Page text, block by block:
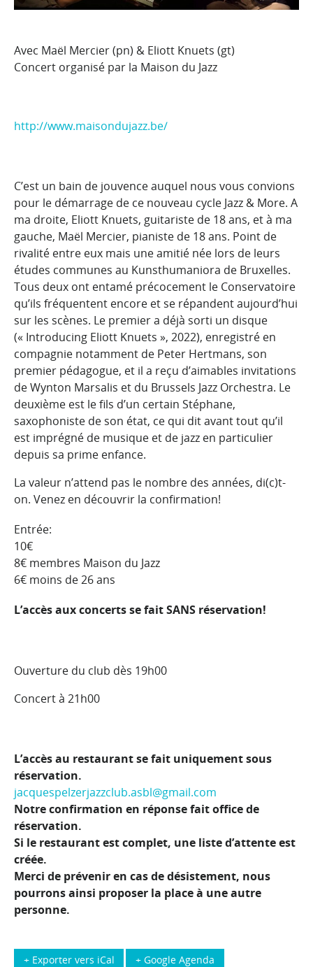
Avec Maël Mercier (pn) & Eliott Knuets (gt)
Concert organisé par la Maison du Jazz
http://www.maisondujazz.be/
C’est un bain de jouvence auquel nous vous convions
pour le démarrage de ce nouveau cycle Jazz & More. A
ma droite, Eliott Knuets, guitariste de 18 ans, et à ma
gauche, Maël Mercier, pianiste de 18 ans. Point de
rivalité entre eux mais une amitié née lors de leurs
études communes au Kunsthumaniora de Bruxelles.
Tous deux ont entamé précocement le Conservatoire
qu’ils fréquentent encore et se répandent aujourd’hui
sur les scènes. Le premier a déjà sorti un disque
(« Introducing Eliott Knuets », 2022), enregistré en
compagnie notamment de Peter Hertmans, son
premier pédagogue, et il a reçu d’aimables invitations
de Wynton Marsalis et du Brussels Jazz Orchestra. Le
deuxième est le fils d’un certain Stéphane,
saxophoniste de son état, ce qui dit avant tout qu’il
est imprégné de musique et de jazz en particulier
depuis sa prime enfance.
La valeur n’attend pas le nombre des années, di(c)t-
on. Venez en découvrir la confirmation!
Entrée:
10€
8€ membres Maison du Jazz
6€ moins de 26 ans
L’accès aux concerts se fait SANS réservation!
Ouverture du club dès 19h00
Concert à 21h00
L’accès au restaurant se fait uniquement sous
réservation.
jacquespelzerjazzclub.asbl@gmail.com
Notre confirmation en réponse fait office de
réservation.
Si le restaurant est complet, une liste d’attente est
créée.
Merci de prévenir en cas de désistement, nous
pourrons ainsi proposer la place à une autre
personne.
+ Google Agenda
+ Exporter vers iCal